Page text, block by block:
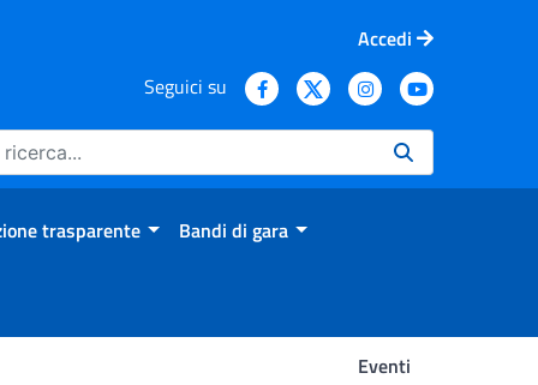
Accedi
Seguici su
trasparente Bandi di gara
Eventi